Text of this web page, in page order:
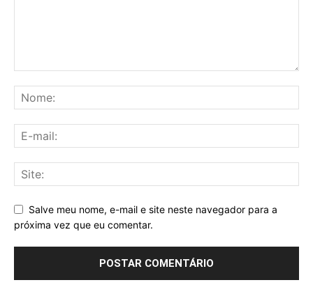
Salve meu nome, e-mail e site neste navegador para a
próxima vez que eu comentar.